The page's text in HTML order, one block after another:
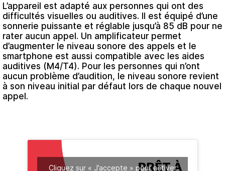
L’appareil est adapté aux personnes qui ont des
difficultés visuelles ou auditives. Il est équipé d’une
sonnerie puissante et réglable jusqu’à 85 dB pour ne
rater aucun appel. Un amplificateur permet
d’augmenter le niveau sonore des appels et le
smartphone est aussi compatible avec les aides
auditives (M4/T4). Pour les personnes qui n’ont
aucun problème d’audition, le niveau sonore revient
à son niveau initial par défaut lors de chaque nouvel
appel.
Cliquez sur « J’accepte » pour activer